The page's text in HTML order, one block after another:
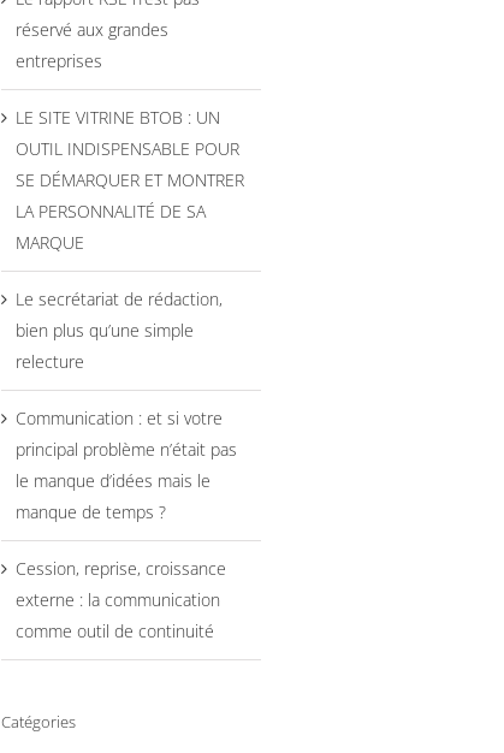
réservé aux grandes
entreprises
LE SITE VITRINE BTOB : UN
OUTIL INDISPENSABLE POUR
SE DÉMARQUER ET MONTRER
LA PERSONNALITÉ DE SA
MARQUE
Le secrétariat de rédaction,
bien plus qu’une simple
relecture
Communication : et si votre
principal problème n’était pas
le manque d’idées mais le
manque de temps ?
Cession, reprise, croissance
externe : la communication
comme outil de continuité
Catégories